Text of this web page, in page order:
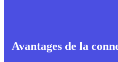
Avantages de la